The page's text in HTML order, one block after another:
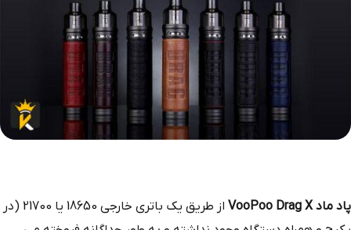
پاد ماد VooPoo Drag X
از طریق یک باتری خارجی 18650 یا 21700 (در